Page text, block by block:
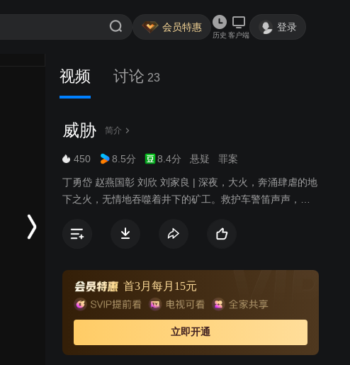
会员特惠
历史 客户端
登录
视频 讨论 23
威胁 简介
450 8.5分 8.4分 悬疑 罪案
丁勇岱 赵燕国彰 刘欣 刘家良 | 深夜，大火，奔涌肆虐的地
下之火，无情地吞噬着井下的矿工。救护车警笛声声，溪
案却不知为什么在社会中竟无声无息、不为人知。某报著
后，存在违反安全操作规程，暗地里与矿工签定生死合同
的不法内幕。而恰在此时，迟立强的前妻俞静在采访北山
矿返城的途中突然意外死亡。
首3月每月15元
立即开通